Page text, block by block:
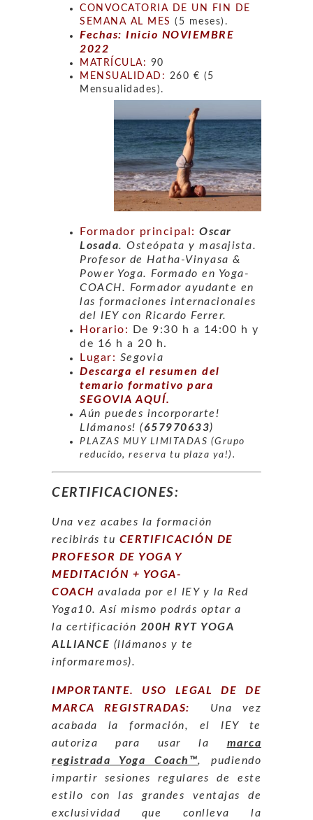
CONVOCATORIA DE UN FIN DE
SEMANA AL MES (5 meses).
Fechas: Inicio NOVIEMBRE
2022
MATRÍCULA: 90
MENSUALIDAD: 260 € (5
Mensualidades).
Formador principal: Oscar
Losada. Osteópata y masajista.
Profesor de Hatha-Vinyasa &
Power Yoga. Formado en Yoga-
COACH. Formador ayudante en
las formaciones internacionales
del IEY con Ricardo Ferrer.
Horario:
De 9:30 h a 14:00 h y
de 16 h a 20 h.
Lugar: Segovia
Descarga el resumen del
temario formativo para
SEGOVIA AQUÍ.
Aún puedes incorporarte!
Llámanos! (657970633)
PLAZAS MUY LIMITADAS (Grupo
reducido, reserva tu plaza ya!).
CERTIFICACIONES:
Una vez acabes la formación
recibirás tu CERTIFICACIÓN DE
PROFESOR DE YOGA Y
MEDITACIÓN + YOGA-
COACH avalada por el IEY y la Red
Yoga10. Así mismo podrás optar a
la certificación 200H RYT YOGA
ALLIANCE (llámanos y te
informaremos).
IMPORTANTE. USO LEGAL DE DE
MARCA REGISTRADAS:
Una vez
acabada la formación, el IEY te
autoriza para usar la marca
registrada Yoga Coach™, pudiendo
impartir sesiones regulares de este
estilo con las grandes ventajas de
exclusividad que conlleva la